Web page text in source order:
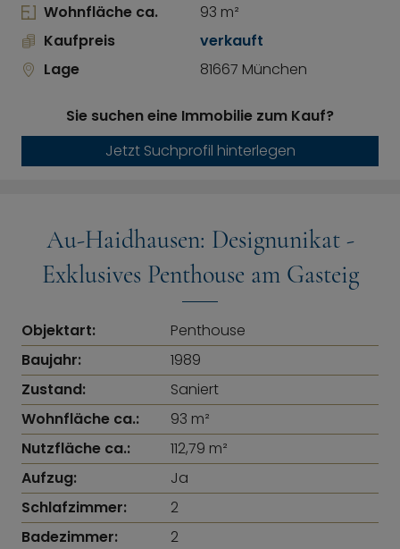
Wohnfläche ca.
93 m²
Kaufpreis
verkauft
Lage
81667 München
Sie suchen eine Immobilie zum Kauf?
Jetzt Suchprofil hinterlegen
Au-Haidhausen: Designunikat -
Exklusives Penthouse am Gasteig
Objektart:
Penthouse
Baujahr:
1989
Zustand:
Saniert
Wohnfläche ca.:
93 m²
Nutzfläche ca.:
112,79 m²
Aufzug:
Ja
Schlafzimmer:
2
Badezimmer:
2